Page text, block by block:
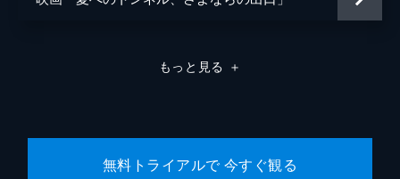
もっと見る ＋
無料トライアルで 今すぐ観る